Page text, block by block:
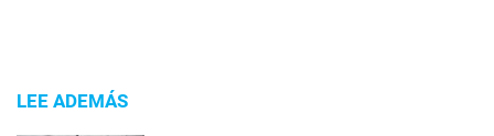
LEE ADEMÁS